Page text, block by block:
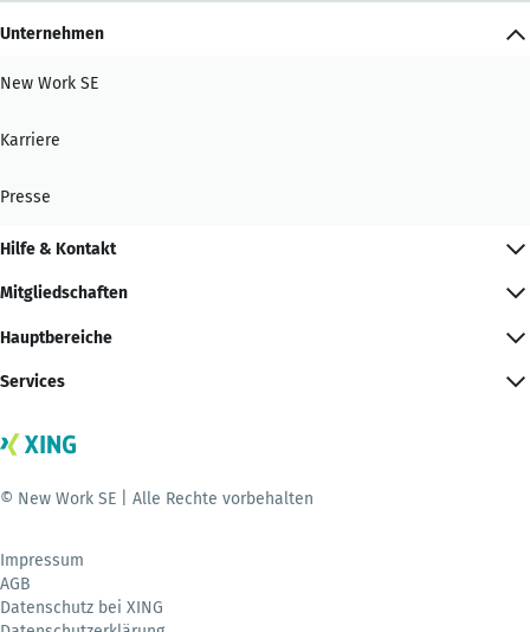
Unternehmen
New Work SE
Karriere
Presse
Hilfe & Kontakt
Mitgliedschaften
Hauptbereiche
Services
© New Work SE | Alle Rechte vorbehalten
Impressum
AGB
Datenschutz bei XING